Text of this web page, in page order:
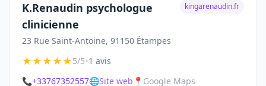
K.Renaudin psychologue
clinicienne
23 Rue Saint-Antoine, 91150 Étampes
kingarenaudin.fr
★★★★★5/5•1 avis
📞+33767352557🌐Site web 📍 Google Maps